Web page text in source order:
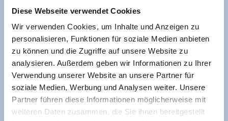
Diese Webseite verwendet Cookies
Wir verwenden Cookies, um Inhalte und Anzeigen zu
personalisieren, Funktionen für soziale Medien anbieten
zu können und die Zugriffe auf unsere Website zu
analysieren. Außerdem geben wir Informationen zu Ihrer
Verwendung unserer Website an unsere Partner für
soziale Medien, Werbung und Analysen weiter. Unsere
Partner führen diese Informationen möglicherweise mit
weiteren Daten zusammen, die Sie ihnen bereitgestellt